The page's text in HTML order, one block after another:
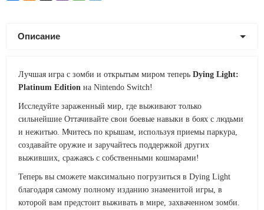
Описание
Лучшая игра с зомби и открытым миром теперь Dying Light:
Platinum Edition на Nintendo Switch!
Исследуйте зараженный мир, где выживают только
сильнейшие Оттачивайте свои боевые навыки в боях с людьми
и нежитью. Мчитесь по крышам, используя приемы паркура,
создавайте оружие и заручайтесь поддержкой других
выживших, сражаясь с собственными кошмарами!
Теперь вы сможете максимально погрузиться в Dying Light
благодаря самому полному изданию знаменитой игры, в
которой вам предстоит выживать в мире, захваченном зомби.